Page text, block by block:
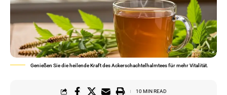
Genießen Sie die heilende Kraft des Ackerschachtelhalmtees für mehr Vitalität.
10 MIN READ